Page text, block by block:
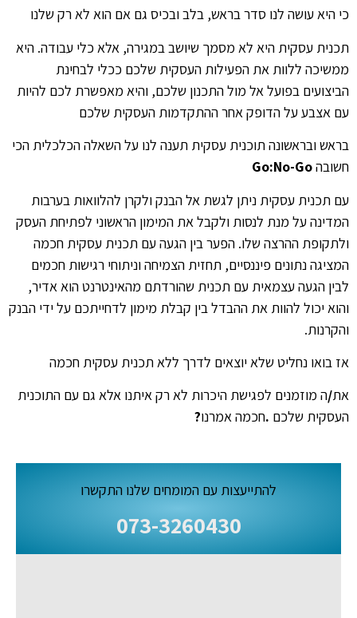
להתייעצות עם המומחים שלנו התקשרו
073-3260430
כי היא עושה לנו סדר בראש, בלב ובכיס גם אם הוא לא רק שלנו
תכנית עסקית היא לא מסמך שיושב במגירה, אלא כלי עבודה. היא
ממשיכה ללוות את הפעילות העסקית שלכם ככלי לבחינת
הביצועים בפועל אל מול התכנון שלכם, והיא מאפשרת לכם להיות
עם אצבע על הדופק אחר ההתקדמות העסקית שלכם
בראש ובראשונה תוכנית עסקית תענה לנו על השאלה הכלכלית הכי
חשובהGo:No-Go
עם תכנית עסקית ניתן לגשת אל הבנק ולקרן להלוואות בערבות
המדינה על מנת לנסות ולקבל את המימון הראשוני לפתיחת העסק
ולתקופת ההרצה שלו. הפער בין הגעה עם תכנית עסקית חכמה
המציגה נתונים פיננסיים, תחזית הצמיחה וניתוחי רגישות חכמים
לבין הגעה עצמאית עם תכנית שהורדתם מהאינטרנט הוא אדיר,
והוא יכול להוות את ההבדל בין קבלת מימון לדחייתכם על ידי הבנק
והקרנות.
אז בואו נחליט שלא יוצאים לדרך ללא תכנית עסקית חכמה
את/ה מוזמנים לפגישת היכרות לא רק איתנו אלא גם עם התוכנית
העסקית שלכם .חכמה אמרנו?